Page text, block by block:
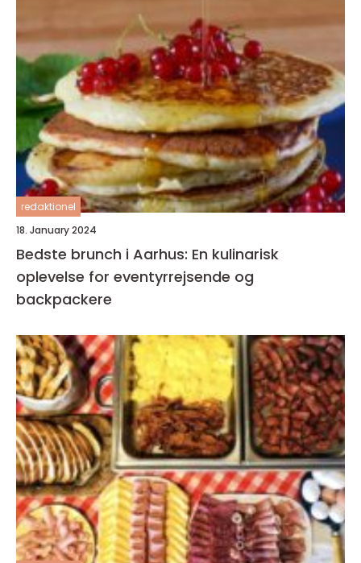
redaktionel
18. January 2024
Bedste brunch i Aarhus: En kulinarisk
oplevelse for eventyrrejsende og
backpackere